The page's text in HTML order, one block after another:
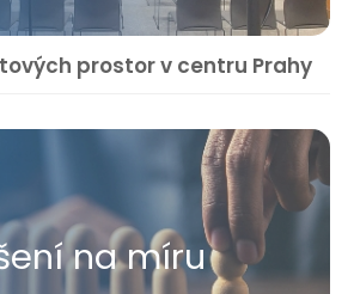
prostor v centru Prahy
na míru